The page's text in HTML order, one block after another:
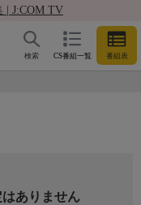
| J:COM TV
CS番組一覧 番組表
検索
ありません